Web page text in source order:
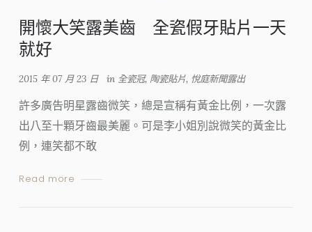
開懷大笑露美齒 全瓷假牙貼片一天
就好
2015 年 07 月 23 日 in 全瓷冠, 陶瓷貼片, 悅庭新聞露出
許多廣告明星露齒微笑，總是宣稱有黃金比例，一次露
出八至十顆牙齒最美麗。可是李小姐別說微笑的黃金比
例，連笑都不敢
Read more